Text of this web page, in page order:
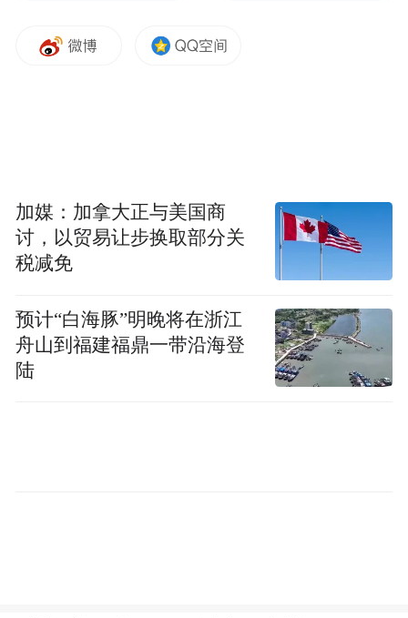
合4万美元”。
租车业务的利润率。小马智行预计，自动驾
驶出租车将在2025年到2026年之间实现单车
盈亏平衡。
彭军称，小马智行何时实现盈利取决于其推
出自动驾驶出租车的速度。“如果考虑到当前
的监管进展和技术发展，产能爬坡速度可能
加媒：加拿大正与美国商
讨，以贸易让步换取部分关
税减免
预计“白海豚”明晚将在浙江
舟山到福建福鼎一带沿海登
陆